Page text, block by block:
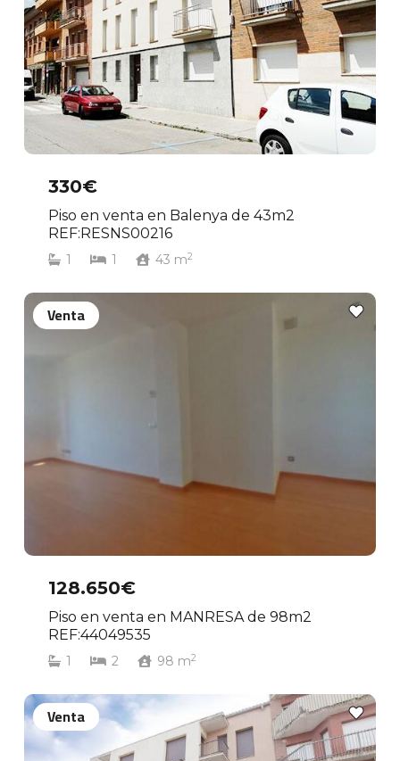
330€
Piso en venta en Balenya de 43m2
REF:RESNS00216
1 1 43 m2
128.650€
Piso en venta en MANRESA de 98m2
REF:44049535
1 2 98 m2
Venta
Venta